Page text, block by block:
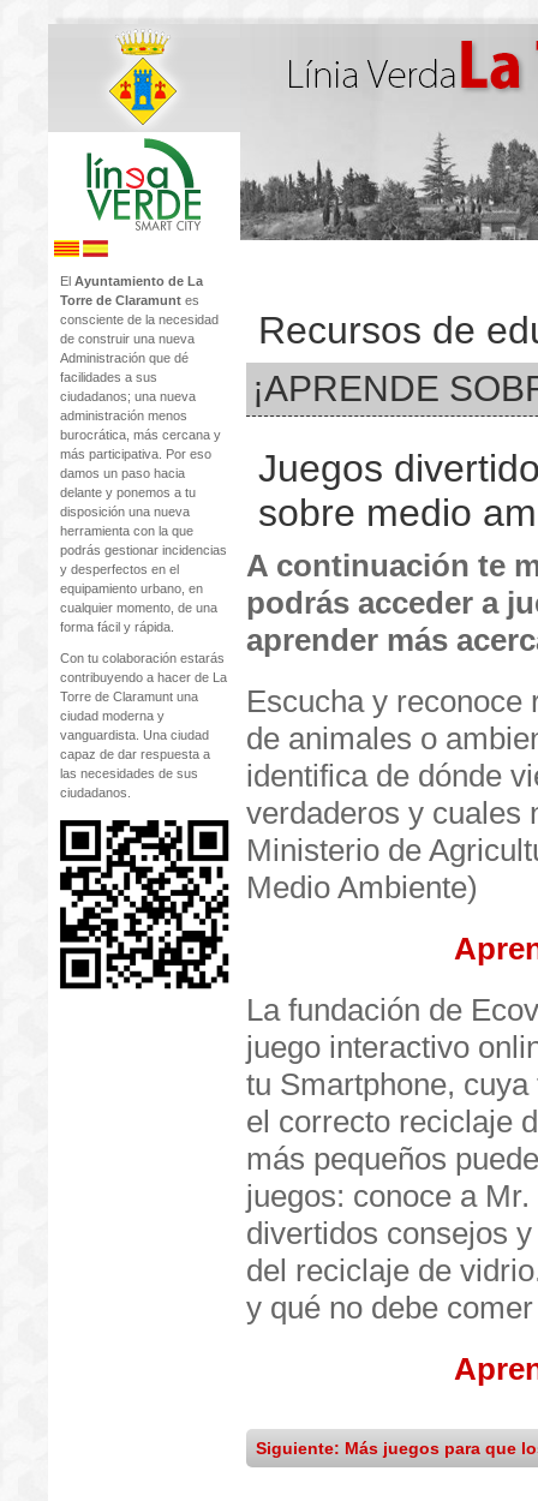
El Ayuntamiento de La
Torre de Claramunt es
consciente de la necesidad
de construir una nueva
Administración que dé
facilidades a sus
ciudadanos; una nueva
administración menos
burocrática, más cercana y
más participativa. Por eso
damos un paso hacia
delante y ponemos a tu
disposición una nueva
herramienta con la que
podrás gestionar incidencias
y desperfectos en el
equipamiento urbano, en
cualquier momento, de una
forma fácil y rápida.
Con tu colaboración estarás
contribuyendo a hacer de La
Torre de Claramunt una
ciudad moderna y
vanguardista. Una ciudad
capaz de dar respuesta a
las necesidades de sus
ciudadanos.
Recursos de
¡APRENDE
Juegos
sobre medio
A continuación te
podrás acceder a
aprender más
Escucha y reconoce
de animales o
identifica de dónde
verdaderos y cuales
Ministerio de
Medio Ambiente)
La fundación de
juego interactivo
tu Smartphone,
el correcto reciclaje
más pequeños
juegos: conoce a
divertidos consejos
del reciclaje de
y qué no debe
Siguiente: Más juegos para que